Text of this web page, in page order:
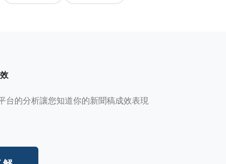
台的分析讓您知道你的新聞稿成效表現